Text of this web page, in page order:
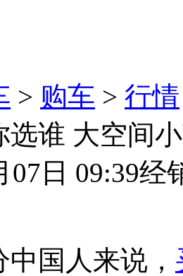
> 购车 > 行情
选谁 大空间
07日 09:39经
国人来说，